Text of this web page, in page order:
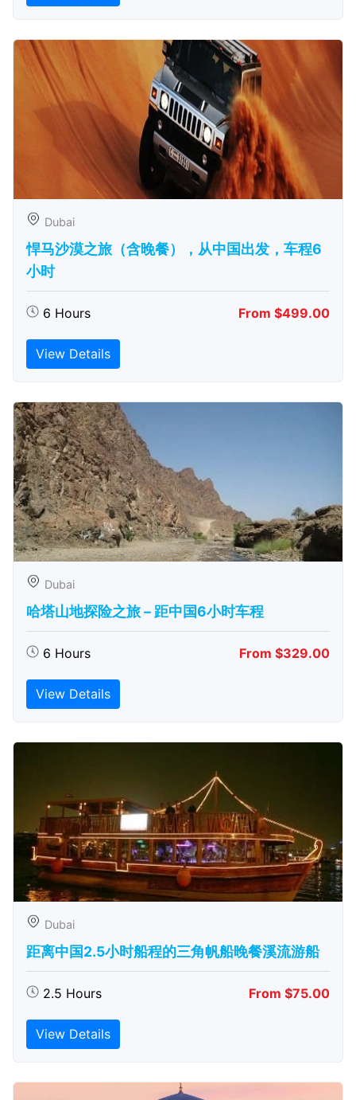
Dubai
悍马沙漠之旅（含晚餐），从中国出发，车程6
小时
6 Hours From $499.00
View Details
Dubai
哈塔山地探险之旅 – 距中国6小时车程
6 Hours From $329.00
View Details
Dubai
距离中国2.5小时船程的三角帆船晚餐溪流游船
2.5 Hours From $75.00
View Details